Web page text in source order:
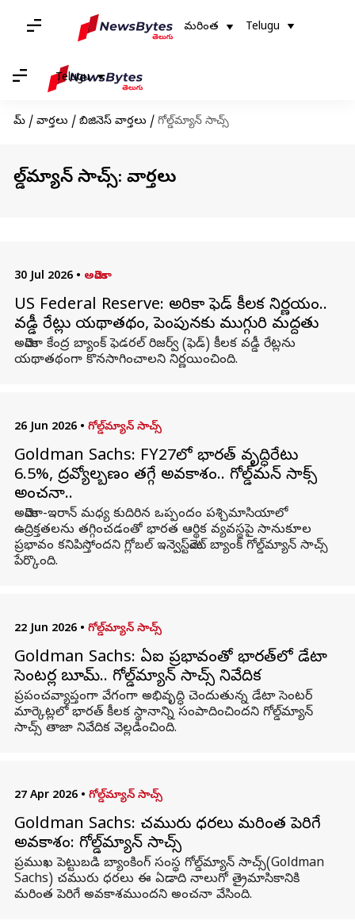
మరింత Telugu
Telugu
హోమ్ / వార్తలు / బిజినెస్ వార్తలు / గోల్డ్‌మ్యాన్ సాచ్స్
గోల్డ్‌మ్యాన్ సాచ్స్: వార్తలు
30 Jul 2026 • అమెరికా
US Federal Reserve: అమెరికా ఫెడ్ కీలక నిర్ణయం..
వడ్డీ రేట్లు యథాతథం, పెంపునకు ముగ్గురి మద్దతు
అమెరికా కేంద్ర బ్యాంక్ ఫెడరల్ రిజర్వ్ (ఫెడ్) కీలక వడ్డీ రేట్లను
యథాతథంగా కొనసాగించాలని నిర్ణయించింది.
26 Jun 2026 • గోల్డ్‌మ్యాన్ సాచ్స్
Goldman Sachs: FY27లో భారత్ వృద్ధిరేటు
6.5%, ద్రవ్యోల్బణం తగ్గే అవకాశం.. గోల్డ్‌మన్ సాక్స్
అంచనా..
అమెరికా-ఇరాన్ మధ్య కుదిరిన ఒప్పందం పశ్చిమాసియాలో
ఉద్రిక్తతలను తగ్గించడంతో భారత ఆర్థిక వ్యవస్థపై సానుకూల
ప్రభావం కనిపిస్తోందని గ్లోబల్ ఇన్వెస్ట్‌మెంట్ బ్యాంక్ గోల్డ్‌మ్యాన్ సాచ్స్
పేర్కొంది.
22 Jun 2026 • గోల్డ్‌మ్యాన్ సాచ్స్
Goldman Sachs: ఏఐ ప్రభావంతో భారత్‌లో డేటా
సెంటర్ల బూమ్‌.. గోల్డ్‌మ్యాన్ సాచ్స్ నివేదిక
ప్రపంచవ్యాప్తంగా వేగంగా అభివృద్ధి చెందుతున్న డేటా సెంటర్‌
మార్కెట్లలో భారత్‌ కీలక స్థానాన్ని సంపాదించిందని గోల్డ్‌మ్యాన్
సాచ్స్ తాజా నివేదిక వెల్లడించింది.
27 Apr 2026 • గోల్డ్‌మ్యాన్ సాచ్స్
Goldman Sachs: చమురు ధరలు మరింత పెరిగే
అవకాశం: గోల్డ్‌మ్యాన్ సాచ్స్
ప్రముఖ పెట్టుబడి బ్యాంకింగ్ సంస్థ గోల్డ్‌మ్యాన్ సాచ్స్(Goldman
Sachs) చమురు ధరలు ఈ ఏడాది నాలుగో త్రైమాసికానికి
మరింత పెరిగే అవకాశముందని అంచనా వేసింది.